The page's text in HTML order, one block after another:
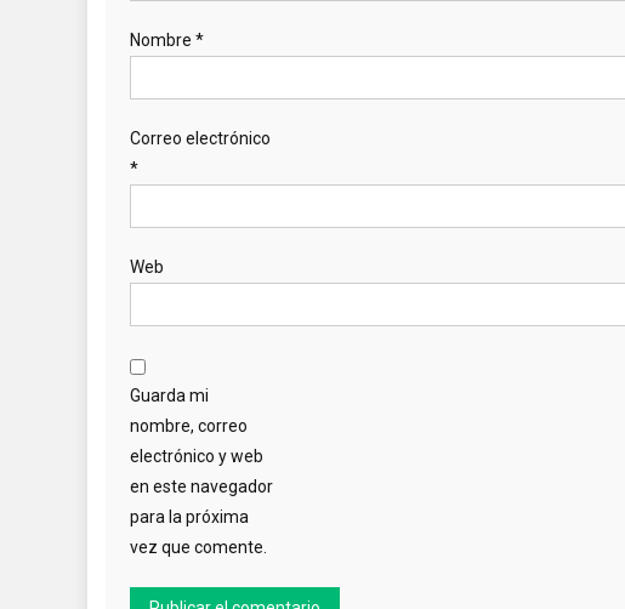
Nombre *
Correo electrónico
*
Web
Guarda mi
nombre, correo
electrónico y web
en este navegador
para la próxima
vez que comente.